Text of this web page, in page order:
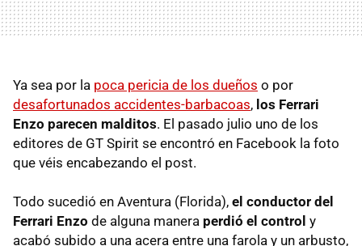
Ya sea por la poca pericia de los dueños o por
desafortunados accidentes-barbacoas, los Ferrari
Enzo parecen malditos. El pasado julio uno de los
editores de GT Spirit se encontró en Facebook la foto
que véis encabezando el post.
Todo sucedió en Aventura (Florida), el conductor del
Ferrari Enzo de alguna manera perdió el control y
acabó subido a una acera entre una farola y un arbusto,